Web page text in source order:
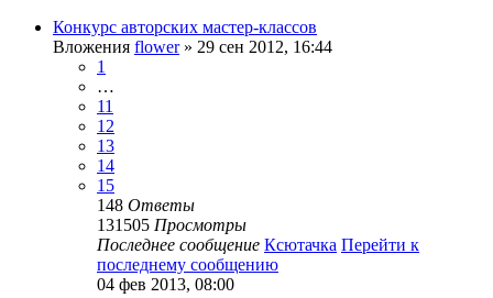
Конкурс авторских мастер-классов
Вложения flower» 29 сен 2012, 16:44
1
…
11
12
13
14
15
148 Ответы
131505 Просмотры
Последнее сообщение Ксютачка Перейти к
последнему сообщению
04 фев 2013, 08:00